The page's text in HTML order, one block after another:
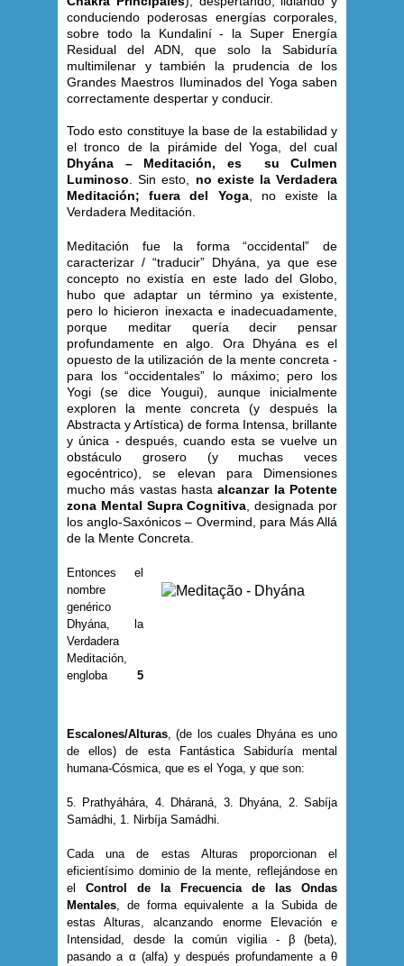
conduciendo poderosas energías corporales,
sobre todo la Kundaliní - la Super Energía
Residual del ADN, que solo la Sabiduría
multimilenar y también la prudencia de los
Grandes Maestros Iluminados del Yoga saben
correctamente despertar y conducir.
Todo esto constituye la base de la estabilidad y
el tronco de la pirámide del Yoga, del cual
Dhyána – Meditación, es su Culmen
Luminoso . Sin esto,
no existe la Verdadera
Meditación; fuera del Yoga, no existe la
Verdadera Meditación
Meditación fue la forma “occidental” de
caracterizar / “traducir” Dhyána, ya que ese
concepto no existía en este lado del Globo,
hubo que adaptar un término ya existente,
pero lo hicieron inexacta e inadecuadamente,
porque meditar quería decir pensar
profundamente en algo. Ora Dhyána es el
opuesto de la utilización de la mente concreta -
para los “occidentales” lo máximo; pero los
Yogi (se dice Yougui), aunque inicialmente
exploren la mente concreta (y después la
Abstracta y Artística) de forma Intensa, brillante
y única - después, cuando esta se vuelve un
obstáculo grosero (y muchas veces
egocéntrico), se elevan para Dimensiones
mucho más vastas hastaalcanzar la Potente
zona Mental Supra Cognitiva , designada por
los anglo-Saxónicos – Overmind, para Más Allá
de la Mente Concreta
Entonces el
nombre
genérico
Dhyána, la
Verdadera
Meditación,
engloba 5
Escalones/Alturas , (de los cuales Dhyána es uno
de ellos) de esta Fantástica Sabiduría mental
humana-Cósmica, que es el Yoga, y que son:
5. Prathyáhára, 4. Dháraná, 3. Dhyána, 2. Sabíja
Samádhi, 1. Nirbíja Samádhi.
Cada una de estas Alturas proporcionan el
eficientísimo dominio de la mente, reflejándose en
el Control de la Frecuencia de las Ondas
Mentales , de forma equivalente a la Subida de
estas Alturas, alcanzando enorme Elevación e
Intensidad, desde la común vigilia - β (beta),
pasando a α (alfa) y después profundamente a θ